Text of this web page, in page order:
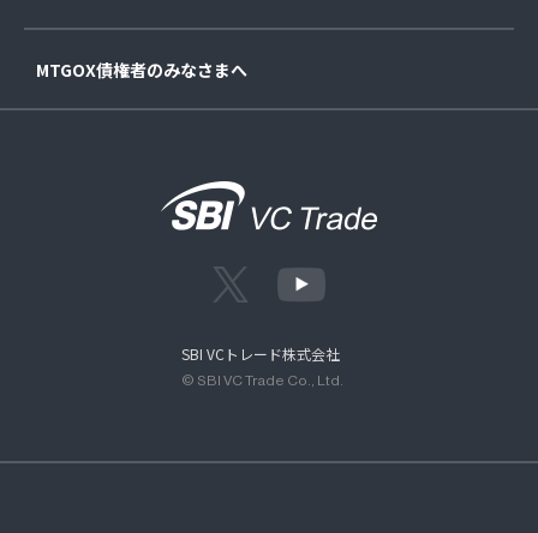
MTGOX債権者のみなさまへ
SBI VCトレード株式会社
© SBI VC Trade Co., Ltd.